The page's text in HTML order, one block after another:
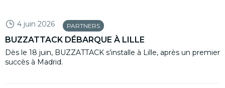
4 juin 2026 PARTNERS
BUZZATTACK DÉBARQUE À LILLE
Dès le 18 juin, BUZZATTACK s’installe à Lille, après un premier
succès à Madrid.